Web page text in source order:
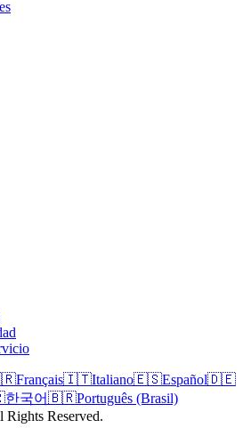
Français🇮🇹Italiano🇪🇸Español🇩🇪
한국어🇧🇷Português (Brasil)
Rights Reserved.